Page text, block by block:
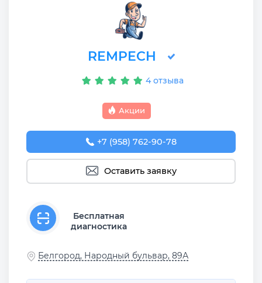
REMPECH
4 отзыва
Акции
+7 (958) 762-90-78
Оставить заявку
Бесплатная
диагностика
Белгород, Народный бульвар, 89А